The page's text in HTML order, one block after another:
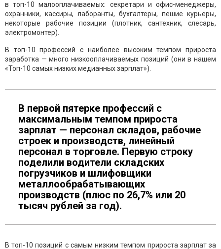
в топ-10 малооплачиваемых: секретари и офис-менеджеры,
охранники, кассиры, лаборанты, бухгалтеры, пешие курьеры,
некоторые рабочие позиции (плотник, сантехник, слесарь,
электромонтер).
В топ-10 профессий с наиболее высоким темпом прироста
заработка — много низкооплачиваемых позиций (они в нашем
«Топ-10 самых низких медианных зарплат»).
В первой пятерке профессий с
максимальным темпом прироста
зарплат — персонал складов, рабочие
строек и производств, линейный
персонал в торговле. Первую строку
поделили водители складских
погрузчиков и шлифовщики
металлообрабатывающих
производств (плюс по 26,7% или 20
тысяч рублей за год).
В топ-10 позиций с самым низким темпом прироста зарплат за